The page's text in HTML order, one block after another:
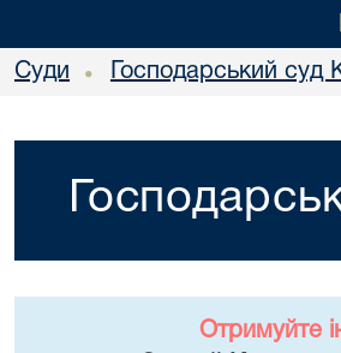
Суди • Господарський суд
Отримуйте